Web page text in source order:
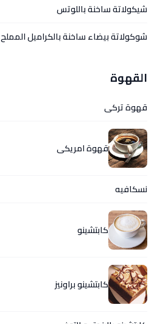
شيكولاتة ساخنة باللوتس
شوكولاتة بيضاء ساخنة بالكراميل المملح
القهوة
قهوة تركى
قهوة امريكى
نسكافيه
كابتشينو
كابتشينو براونيز